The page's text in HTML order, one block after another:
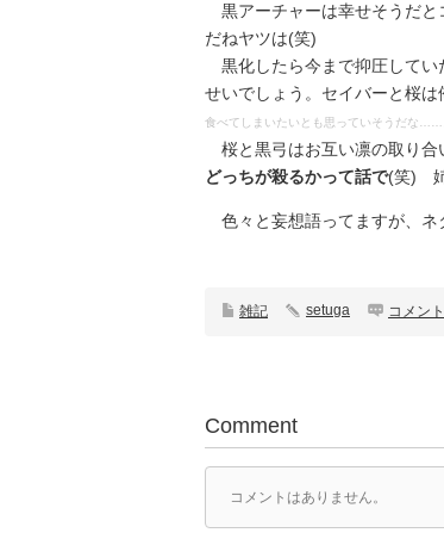
黒アーチャーは幸せそうだと
だねヤツは(笑)
黒化したら今まで抑圧してい
せいでしょう。セイバーと桜は
食べてしまいたいとも思っていそうだな……
桜と黒弓はお互い凛の取り合
どっちが殺るかって話で(笑) 姉
色々と妄想語ってますが、ネ
雑記 setuga コメン
Comment
コメントはありません。